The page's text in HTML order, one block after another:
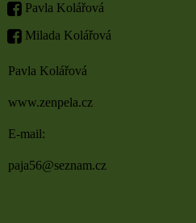
Pavla Kolářová
Milada Kolářová
Pavla Kolářová
www.zenpela.cz
E-mail:
paja56@seznam.cz